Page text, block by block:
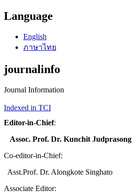
Language
English
ภาษาไทย
journalinfo
Journal Information
Indexed in TCI
Editor-in-Chief:
Assoc. Prof. Dr. Kunchit Judprasong
Co-editor-in-Chief:
Asst.Prof. Dr. Alongkote Singhato
Associate Editor: